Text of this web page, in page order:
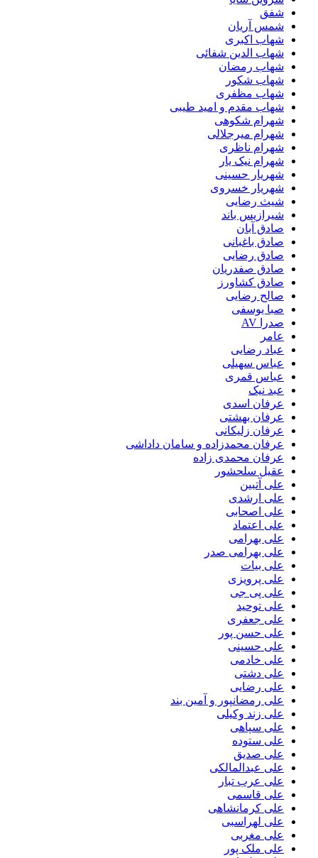
شفق
شمس آریان
شهاب اکبری
شهاب الدین شفائی
شهاب رمضان
شهاب شکور
شهاب مظفری
شهاب مقدم و امید طیبی
شهرام شکوهی
شهرام میرجلالی
شهرام ناظری
شهرام نیک یار
شهریار حسینی
شهریار خسروی
شیث رضایی
شیرازیس باند
صادق آبان
صادق باغبانی
صادق رضایی
صادق صفدریان
صادق کشاورز
صالح رضایی
صبا یوسفی
صدرا AV
عامر
عباد رضایی
عباس سهیلی
عباس قمری
عبد نیک
عرفان اسدی
عرفان بهشتی
عرفان زلیکانی
عرفان محمدزاده و سامان داداشی
عرفان محمدی زاده
عقیل سلحشور
علی آتبین
علی ارشدی
علی اصحابی
علی اعتماد
علی بهرامی
علی بهرامی صدر
علی بیات
علی پرویزی
علی پی جی
علی توحید
علی جعفری
علی حسن پور
علی حسینی
علی خادمی
علی دشتی
علی رضایی
علی رمضانپور و آمین بند
علی زند وکیلی
علی سپاهی
علی ستوده
علی صدیق
علی عبدالمالکی
علی عرب تبار
علی قاسمی
علی کرمانشاهی
علی لهراسبی
علی مغربی
علی ملک پور